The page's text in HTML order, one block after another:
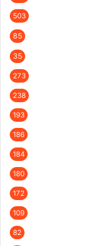
503
85
35
273
238
193
186
184
180
172
109
82